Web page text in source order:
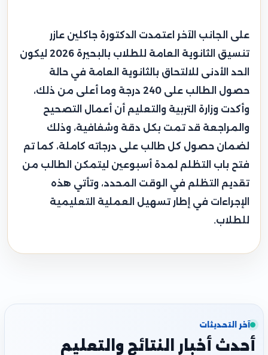
على الجانب الآخر اعتمدت الدكتورة جاكلين عازر
تنسيق الثانوية العامة للطلاب بالبحيرة 2026 ليكون
الحد الأدنى للالتحاق بالثانوية العامة في حالة
حصول الطالب على 240 درجة وما أعلى من ذلك،
وأكدت وزارة التربية والتعليم أن أعمال التصحيح
والمراجعة قد تمت بكل دقة وشفافية، وذلك
لضمان حصول كل طالب على درجاته كاملة، كما تم
فتح باب التظلم لمدة أسبوعين ليتمكن الطالب من
تقديم التظلم في الوقت المحدد، وتأتي هذه
الإجراءات في إطار تسهيل العملية التعليمية
للطلاب.
آخر التحديثات
أحدث أخبار النتائج والتعليم